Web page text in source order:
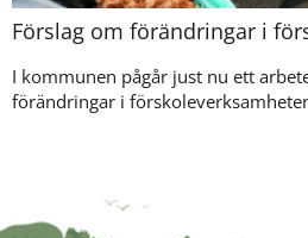
Förslag om förändringar i
I kommunen pågår just nu ett
förändringar i